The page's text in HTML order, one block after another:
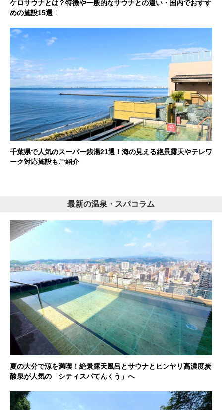
ケロサウナとは？特徴や一般的なサウナとの違い・国内でおすす
めの施設15選！
千葉県で人気のスーパー銭湯21選！海の見える絶景露天やテレワ
ーク対応施設もご紹介
最新の温泉・スパコラム
夏の大分で涼を満喫！絶景露天風呂とサウナとヒンヤリ高濃度炭
酸泉が人気の「シティスパてんくう」へ